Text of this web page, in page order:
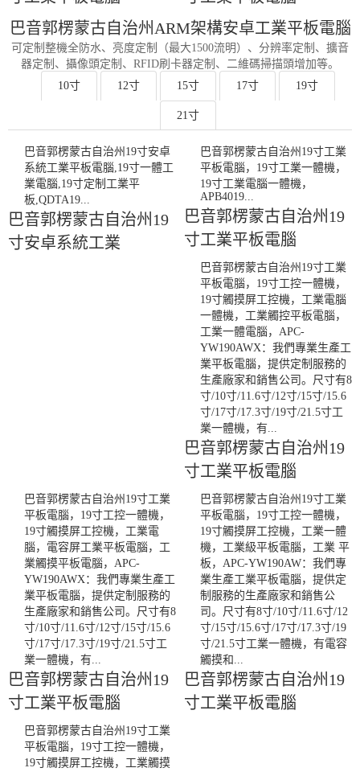
巴音郭楞蒙古自治州ARM架構安卓工業平板電腦
可定制整機全防水、亮度定制（最大1500流明）、分辨率定制、擴音
器定制、攝像頭定制、RFID刷卡器定制、二維碼掃描頭增加等。
10寸
12寸 15寸 17寸 19寸
21寸
巴音郭楞蒙古自治州19寸安卓
系統工業平板電腦,19寸一體工
業電腦,19寸定制工業平
板,QDTA19...
巴音郭楞蒙古自治州19
寸安卓系統工業
巴音郭楞蒙古自治州19寸工業
平板電腦，19寸工業一體機，
19寸工業電腦一體機，
APB4019...
巴音郭楞蒙古自治州19
寸工業平板電腦
巴音郭楞蒙古自治州19寸工業
平板電腦，19寸工控一體機，
19寸觸摸屏工控機，工業電腦
一體機，工業觸控平板電腦，
工業一體電腦，APC-
YW190AWX：我們專業生產工
業平板電腦，提供定制服務的
生產廠家和銷售公司。尺寸有8
寸/10寸/11.6寸/12寸/15寸/15.6
寸/17寸/17.3寸/19寸/21.5寸工
業一體機，有...
巴音郭楞蒙古自治州19
寸工業平板電腦
巴音郭楞蒙古自治州19寸工業
平板電腦，19寸工控一體機，
19寸觸摸屏工控機，工業電
腦，電容屏工業平板電腦，工
業觸摸平板電腦，APC-
YW190AWX：我們專業生產工
業平板電腦，提供定制服務的
生產廠家和銷售公司。尺寸有8
寸/10寸/11.6寸/12寸/15寸/15.6
寸/17寸/17.3寸/19寸/21.5寸工
業一體機，有...
巴音郭楞蒙古自治州19
寸工業平板電腦
巴音郭楞蒙古自治州19寸工業
平板電腦，19寸工控一體機，
19寸觸摸屏工控機，工業一體
機，工業級平板電腦，工業 平
板，APC-YW190AW：我們專
業生產工業平板電腦，提供定
制服務的生產廠家和銷售公
司。尺寸有8寸/10寸/11.6寸/12
寸/15寸/15.6寸/17寸/17.3寸/19
寸/21.5寸工業一體機，有電容
觸摸和...
巴音郭楞蒙古自治州19
寸工業平板電腦
巴音郭楞蒙古自治州19寸工業
平板電腦，19寸工控一體機，
19寸觸摸屏工控機，工業觸摸